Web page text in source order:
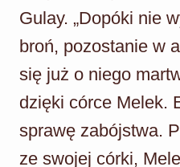
Gulay. „Dopóki nie
broń, pozostanie w
się już o niego
dzięki córce Melek.
sprawę zabójstwa.
ze swojej córki,